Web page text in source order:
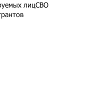
лицСВО